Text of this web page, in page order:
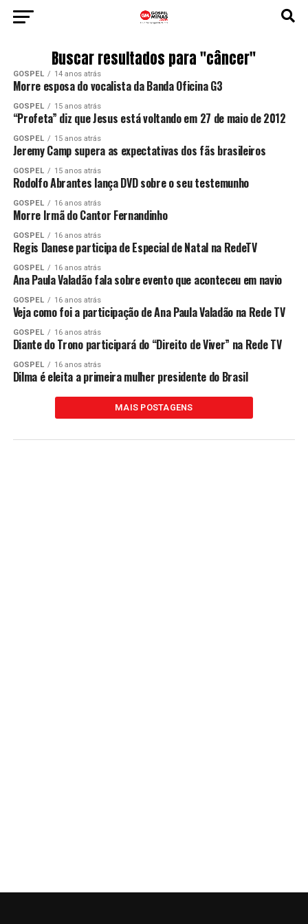
Buscar resultados para "câncer"
GOSPEL 14 anos atrás
Morre esposa do vocalista da Banda Oficina G3
GOSPEL 15 anos atrás
“Profeta” diz que Jesus está voltando em 27 de maio de 2012
GOSPEL 15 anos atrás
Jeremy Camp supera as expectativas dos fãs brasileiros
GOSPEL 15 anos atrás
Rodolfo Abrantes lança DVD sobre o seu testemunho
GOSPEL 16 anos atrás
Morre Irmã do Cantor Fernandinho
GOSPEL 16 anos atrás
Regis Danese participa de Especial de Natal na RedeTV
GOSPEL 16 anos atrás
Ana Paula Valadão fala sobre evento que aconteceu em navio
GOSPEL 16 anos atrás
Veja como foi a participação de Ana Paula Valadão na Rede TV
GOSPEL 16 anos atrás
Diante do Trono participará do “Direito de Viver” na Rede TV
GOSPEL 16 anos atrás
Dilma é eleita a primeira mulher presidente do Brasil
MAIS POSTAGENS